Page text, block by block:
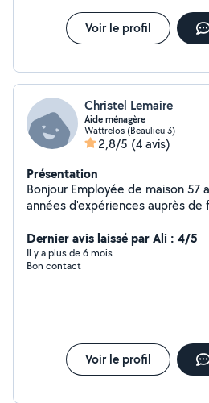
Voir le profil
Christel Lemaire
Aide ménagère
Wattrelos (Beaulieu 3)
2,8/5 (4 avis)
Présentation
Bonjour Employée de maison 57 ans de plus de 20
années d'expériences auprès de familles de particuliers
votre domicile * LUNDI MATIN * régulière, quinzaine ou
occasionnelle *VENDREDI MATIN * occasionnelle
uniquement * JEUDI DE 15H À 16H30 * occasionnelle
ménage complet dans les détails, literie,
rangement,lessive, repassage... Mon secteur d'activités
Dernier avis laissé par Ali : 4/5
Il y a plus de 6 mois
Bon contact
Voir le profil